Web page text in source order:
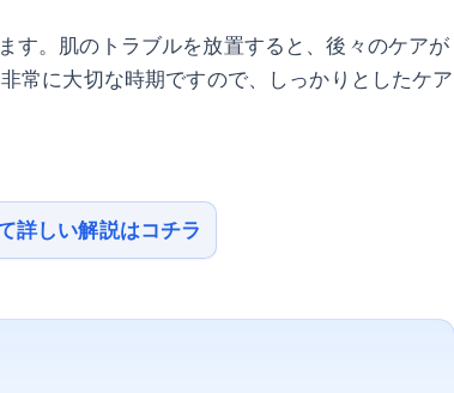
す。肌のトラブルを放置すると、後々のケアが
常に大切な時期ですので、しっかりとしたケア
詳しい解説はコチラ